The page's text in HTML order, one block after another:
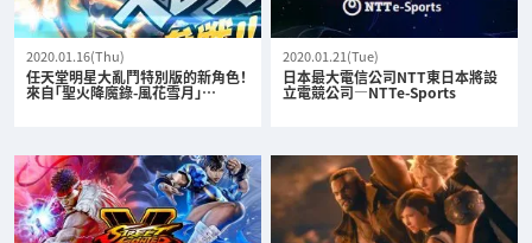
2020.01.16(Thu)
任天堂明星大亂鬥特別版的新角色！
來自「聖火降魔錄-風花雪月」…
2020.01.21(Tue)
日本最大電信公司NTT東日本將設
立電競公司—NTTe-Sports